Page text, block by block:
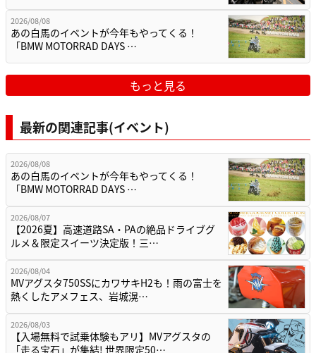
2026/08/08
あの白馬のイベントが今年もやってくる！
「BMW MOTORRAD DAYS …
もっと見る
最新の関連記事(イベント)
2026/08/08
あの白馬のイベントが今年もやってくる！
「BMW MOTORRAD DAYS …
2026/08/07
【2026夏】高速道路SA・PAの絶品ドライブグ
ルメ＆限定スイーツ決定版！三…
2026/08/04
MVアグスタ750SSにカワサキH2も！雨の富士を
熱くしたアメフェス、岩城滉…
2026/08/03
【入場無料で試乗体験もアリ】MVアグスタの
「走る宝石」が集結! 世界限定50…